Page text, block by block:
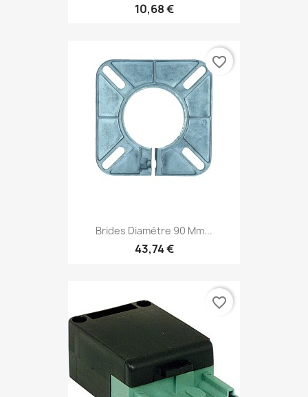
10,68 €
Brides Diamètre 90 Mm...
43,74 €
favorite_border
favorite_border